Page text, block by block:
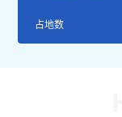
占地数